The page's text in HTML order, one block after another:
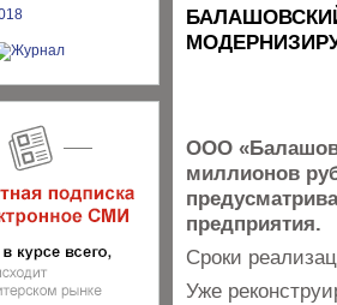
ООО
миллионов
предприятия.
Сроки
Уже